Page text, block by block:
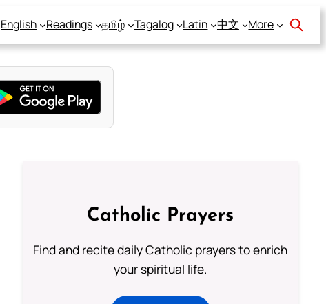
English Readings தமிழ் Tagalog Latin 中文 More
Catholic Prayers
Find and recite daily Catholic prayers to enrich
your spiritual life.